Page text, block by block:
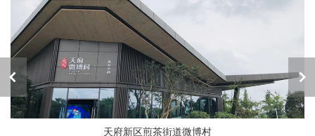
天府新区煎茶街道微博村